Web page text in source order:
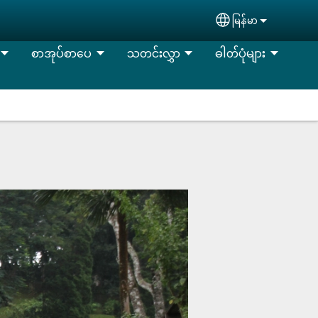
Select your
မြန်မာ
စာအုပ်စာပေ သတင်းလွှာ ဓါတ်ပုံများ